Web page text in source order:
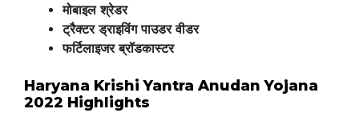
मोबाइल श्रेडर
ट्रैक्टर ड्राइविंग पाउडर वीडर
फर्टिलाइजर ब्रॉडकास्टर
Haryana Krishi Yantra Anudan Yojana
2022 Highlights